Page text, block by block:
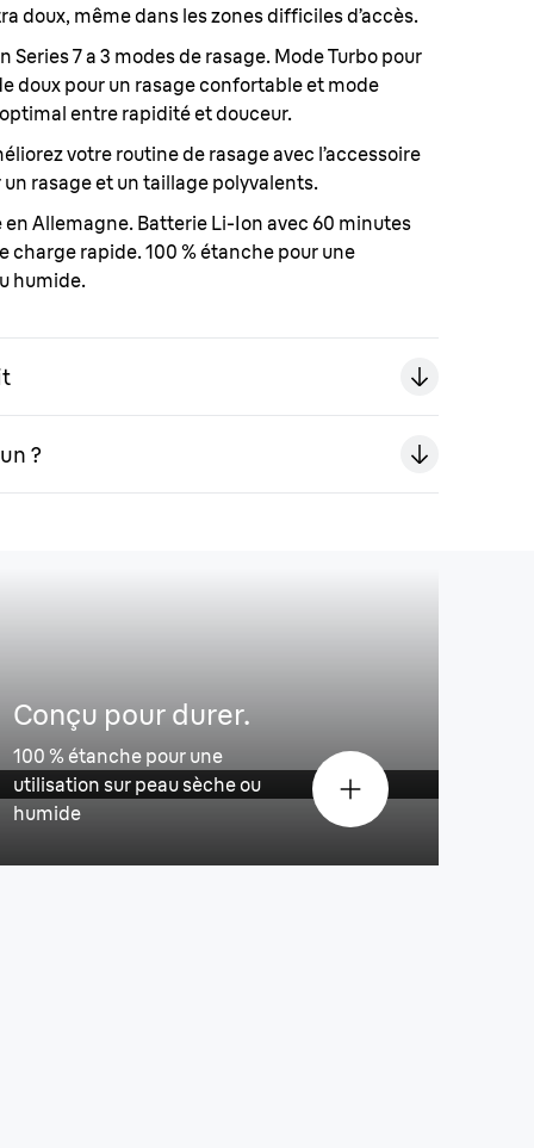
doux, même dans les zones difficiles d’accès.
Series 7 a 3 modes de rasage. Mode Turbo pour
doux pour un rasage confortable et mode
entre rapidité et douceur.
votre routine de rasage avec l’accessoire
rasage et un taillage polyvalents.
Allemagne. Batterie Li-Ion avec 60 minutes
charge rapide. 100 % étanche pour une
humide.
?
Conçu pour durer.
100 % étanche pour une
utilisation sur peau sèche ou
humide